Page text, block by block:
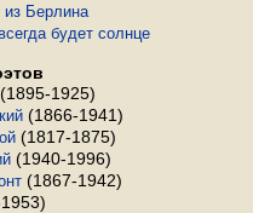
из Берлина
будет солнце
(1895-1925)
(1866-1941)
(1817-1875)
(1940-1996)
(1867-1942)